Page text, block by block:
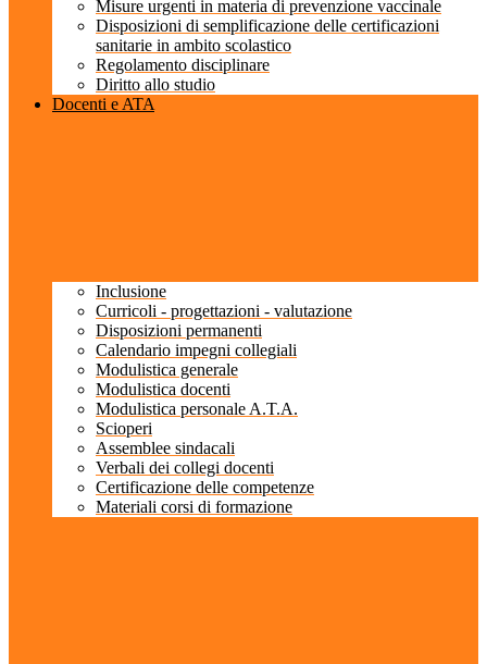
Misure urgenti in materia di prevenzione vaccinale
Disposizioni di semplificazione delle certificazioni
sanitarie in ambito scolastico
Regolamento disciplinare
Diritto allo studio
Docenti e ATA
Inclusione
Curricoli - progettazioni - valutazione
Disposizioni permanenti
Calendario impegni collegiali
Modulistica generale
Modulistica docenti
Modulistica personale A.T.A.
Scioperi
Assemblee sindacali
Verbali dei collegi docenti
Certificazione delle competenze
Materiali corsi di formazione